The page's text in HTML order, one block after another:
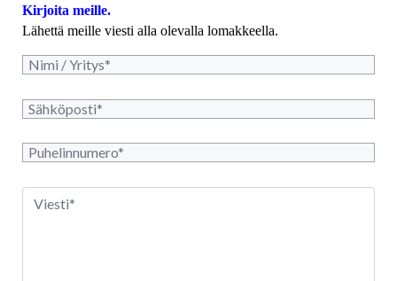
Kirjoita meille.
Lähettä meille viesti alla olevalla lomakkeella.